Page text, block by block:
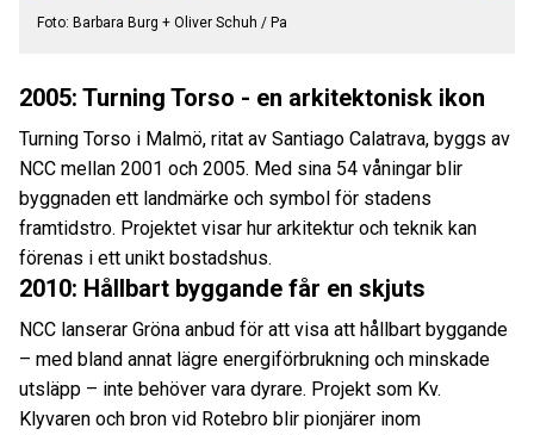
Foto: Barbara Burg + Oliver Schuh / Pa
2005: Turning Torso - en arkitektonisk ikon
Turning Torso i Malmö, ritat av Santiago Calatrava, byggs av
NCC mellan 2001 och 2005. Med sina 54 våningar blir
byggnaden ett landmärke och symbol för stadens
framtidstro. Projektet visar hur arkitektur och teknik kan
förenas i ett unikt bostadshus.
2010: Hållbart byggande får en skjuts
NCC lanserar Gröna anbud för att visa att hållbart byggande
– med bland annat lägre energiförbrukning och minskade
utsläpp – inte behöver vara dyrare. Projekt som Kv.
Klyvaren och bron vid Rotebro blir pionjärer inom